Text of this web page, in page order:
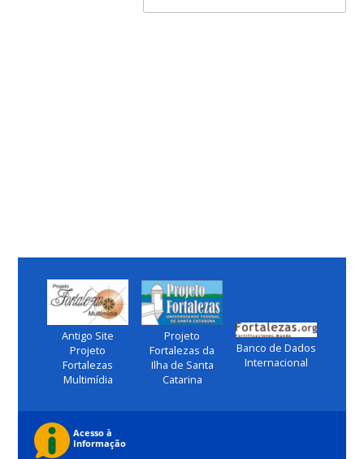
Antigo Site
Projeto
Fortalezas
Multimídia
Projeto
Fortalezas da
Ilha de Santa
Catarina
Banco de Dados
Internacional